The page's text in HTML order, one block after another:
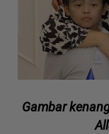
Gambar